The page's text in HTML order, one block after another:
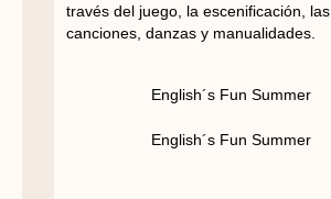
través del juego, la escenificación, las
canciones, danzas y manualidades.
English´s Fun Summer
English´s Fun Summer